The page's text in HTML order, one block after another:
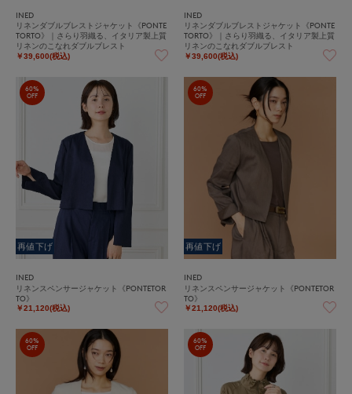
INED
リネンダブルブレストジャケット《PONTE
TORTO》｜さらり羽織る、イタリア製上質
リネンのこなれダブルブレスト
￥39,600(税込)
INED
リネンダブルブレストジャケット《PONTE
TORTO》｜さらり羽織る、イタリア製上質
リネンのこなれダブルブレスト
￥39,600(税込)
60%
OFF
再値下げ
INED
リネンスペンサージャケット《PONTETOR
TO》
￥21,120(税込)
60%
OFF
再値下げ
INED
リネンスペンサージャケット《PONTETOR
TO》
￥21,120(税込)
60%
OFF
60%
OFF